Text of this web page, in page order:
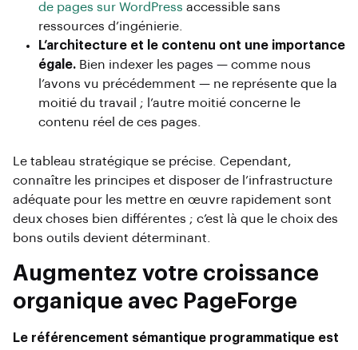
de pages sur WordPress accessible sans
ressources d’ingénierie.
L’architecture et le contenu ont une importance
égale. Bien indexer les pages — comme nous
l’avons vu précédemment — ne représente que la
moitié du travail ; l’autre moitié concerne le
contenu réel de ces pages.
Le tableau stratégique se précise. Cependant,
connaître les principes et disposer de l’infrastructure
adéquate pour les mettre en œuvre rapidement sont
deux choses bien différentes ; c’est là que le choix des
bons outils devient déterminant.
Augmentez votre croissance
organique avec PageForge
Le référencement sémantique programmatique est